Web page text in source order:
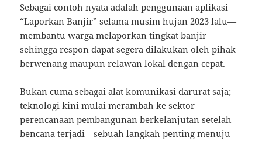
Sebagai contoh nyata adalah penggunaan aplikasi
“Laporkan Banjir” selama musim hujan 2023 lalu—
membantu warga melaporkan tingkat banjir
sehingga respon dapat segera dilakukan oleh pihak
berwenang maupun relawan lokal dengan cepat.
Bukan cuma sebagai alat komunikasi darurat saja;
teknologi kini mulai merambah ke sektor
perencanaan pembangunan berkelanjutan setelah
bencana terjadi—sebuah langkah penting menuju